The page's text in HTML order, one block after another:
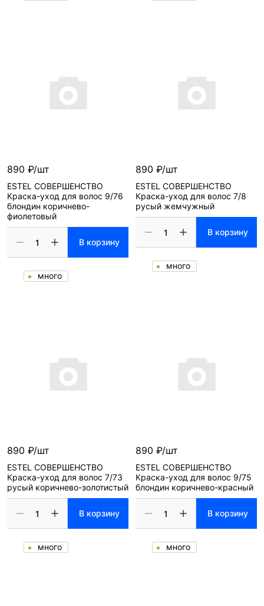
890 ₽/шт
ESTEL СОВЕРШЕНСТВО
Краска-уход для волос 9/76
блондин коричнево-
фиолетовый
В корзину
много
890 ₽/шт
ESTEL СОВЕРШЕНСТВО
Краска-уход для волос 7/8
русый жемчужный
В корзину
много
890 ₽/шт
ESTEL СОВЕРШЕНСТВО
Краска-уход для волос 7/73
русый коричнево-золотистый
В корзину
много
890 ₽/шт
ESTEL СОВЕРШЕНСТВО
Краска-уход для волос 9/75
блондин коричнево-красный
В корзину
много